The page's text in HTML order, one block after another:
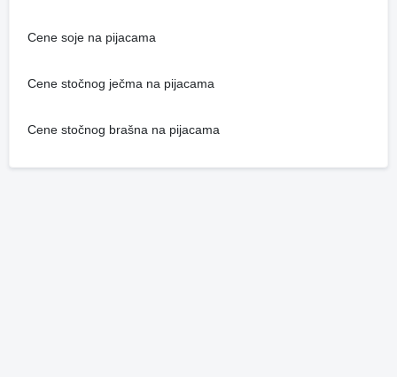
Cene soje na pijacama
Cene stočnog ječma na pijacama
Cene stočnog brašna na pijacama